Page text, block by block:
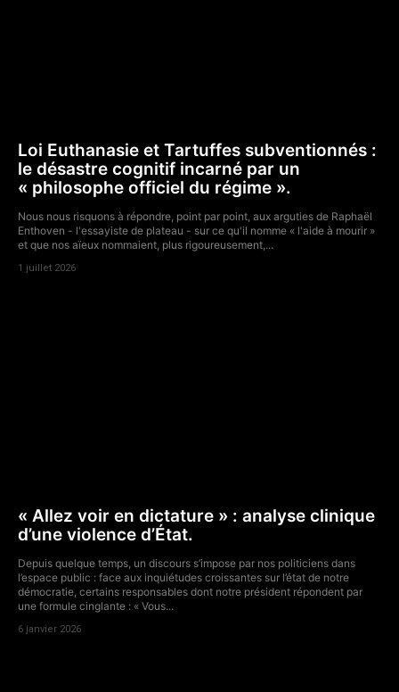
Loi Euthanasie et Tartuffes subventionnés :
le désastre cognitif incarné par un
« philosophe officiel du régime ».
Nous nous risquons à répondre, point par point, aux arguties de Raphaël
Enthoven - l'essayiste de plateau - sur ce qu'il nomme « l'aide à mourir »
et que nos aïeux nommaient, plus rigoureusement,...
1 juillet 2026
« Allez voir en dictature » : analyse clinique
d’une violence d’État.
Depuis quelque temps, un discours s’impose par nos politiciens dans
l’espace public : face aux inquiétudes croissantes sur l’état de notre
démocratie, certains responsables dont notre président répondent par
une formule cinglante : « Vous...
6 janvier 2026